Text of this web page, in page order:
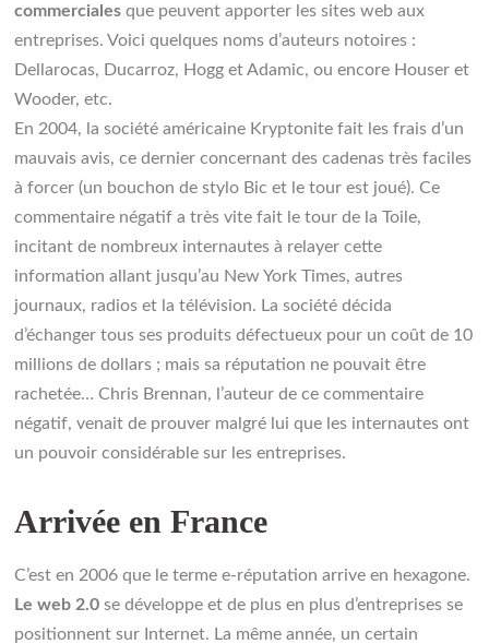
commerciales que peuvent apporter les sites web aux
entreprises. Voici quelques noms d’auteurs notoires :
Dellarocas, Ducarroz, Hogg et Adamic, ou encore Houser et
Wooder, etc.
En 2004, la société américaine Kryptonite fait les frais d’un
mauvais avis, ce dernier concernant des cadenas très faciles
à forcer (un bouchon de stylo Bic et le tour est joué). Ce
commentaire négatif a très vite fait le tour de la Toile,
incitant de nombreux internautes à relayer cette
information allant jusqu’au New York Times, autres
journaux, radios et la télévision. La société décida
d’échanger tous ses produits défectueux pour un coût de 10
millions de dollars ; mais sa réputation ne pouvait être
rachetée… Chris Brennan, l’auteur de ce commentaire
négatif, venait de prouver malgré lui que les internautes ont
un pouvoir considérable sur les entreprises.
Arrivée en France
C’est en 2006 que le terme e-réputation arrive en hexagone.
Le web 2.0 se développe et de plus en plus d’entreprises se
positionnent sur Internet. La même année, un certain